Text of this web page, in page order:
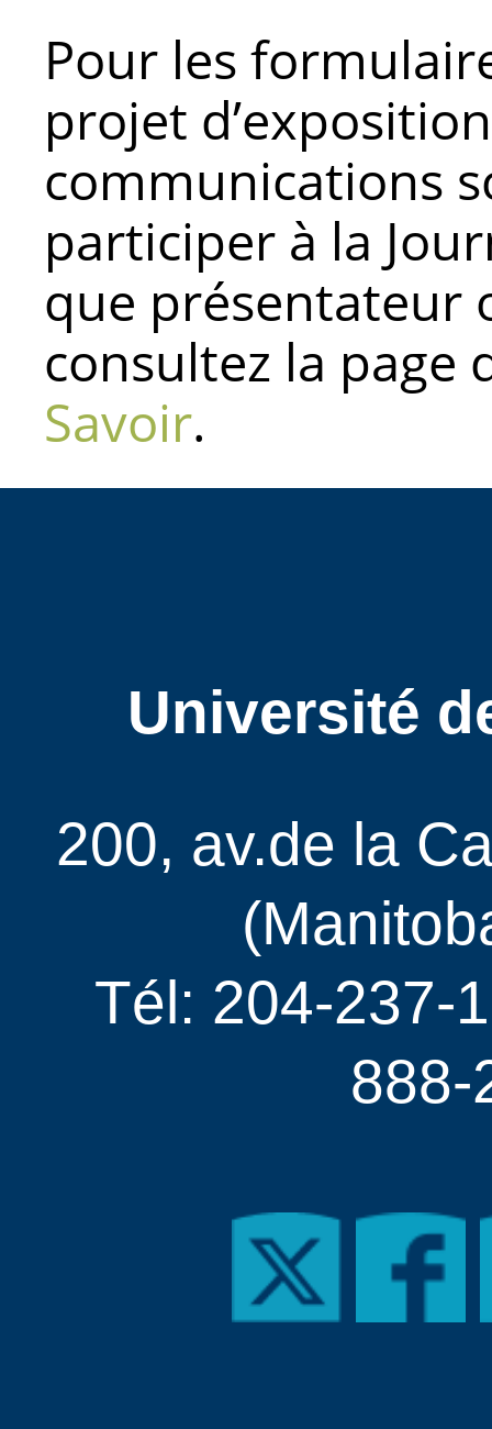
Pour les
projet
communications
participer à la
que présentateur
consultez la page
Savoir.
Université
200, av.de la
Tél: 204-237-
888-